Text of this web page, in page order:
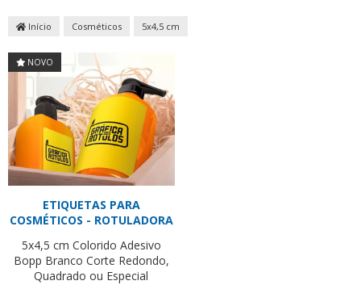
Início Cosméticos 5x4,5 cm
NOVO
ETIQUETAS PARA
COSMÉTICOS - ROTULADORA
5x4,5 cm Colorido Adesivo
Bopp Branco Corte Redondo,
Quadrado ou Especial